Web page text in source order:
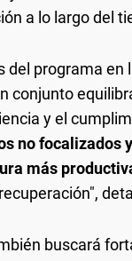
a lo largo del
programa en
conjunto
y el
no focalizados
más
buscará